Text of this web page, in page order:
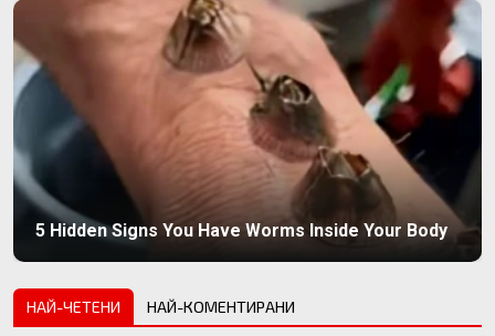
5 Hidden Signs You Have Worms Inside Your Body
НАЙ-ЧЕТЕНИ НАЙ-КОМЕНТИРАНИ